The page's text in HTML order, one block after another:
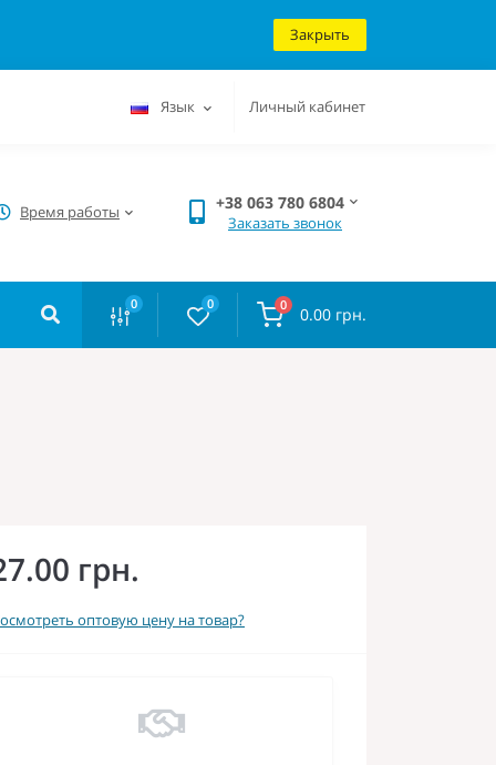
Закрыть
Язык Личный кабинет
Время работы +38 063 780 6804
Заказать звонок
0 0 0 0.00 грн.
грн.
оптовую цену на товар?